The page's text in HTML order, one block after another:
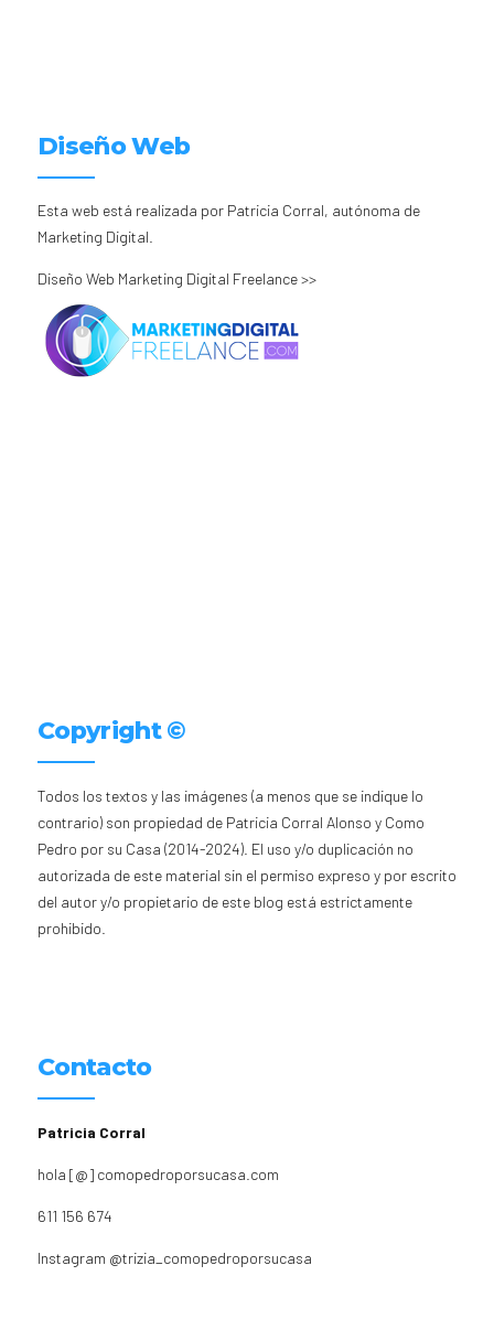
Diseño Web
Esta web está realizada por Patricia Corral, autónoma de
Marketing Digital.
Diseño Web Marketing Digital Freelance >>
Copyright ©
Todos los textos y las imágenes (a menos que se indique lo
contrario) son propiedad de Patricia Corral Alonso y Como
Pedro por su Casa (2014-2024). El uso y/o duplicación no
autorizada de este material sin el permiso expreso y por escrito
del autor y/o propietario de este blog está estrictamente
prohibido.
Contacto
Patricia Corral
hola [@] comopedroporsucasa.com
611 156 674
Instagram @trizia_comopedroporsucasa